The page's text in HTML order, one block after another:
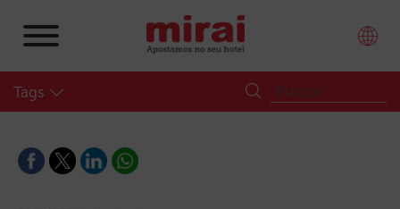
Tags